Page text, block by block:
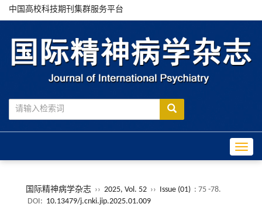
中国高校科技期刊集群服务平台
国际精神病学杂志 ›› 2025, Vol. 52 ›› Issue (01) : 75 -78.
DOI: 10.13479/j.cnki.jip.2025.01.009